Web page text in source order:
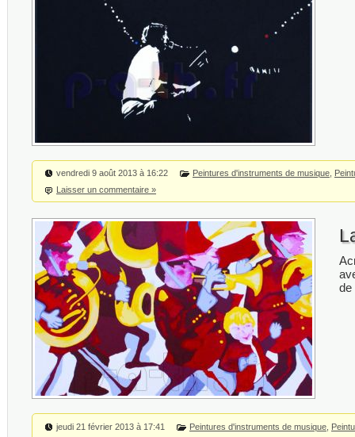
vendredi 9 août 2013 à 16:22 Peintures d'instruments de musique
Laisser un commentaire »
de
jeudi 21 février 2013 à 17:41 Peintures d'instruments de musique